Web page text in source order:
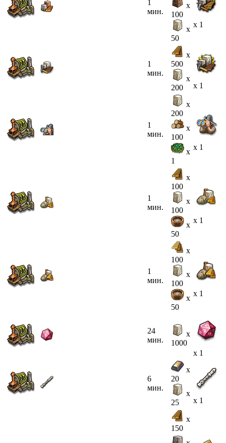
1
мин.
x
100
x
50
x 1
1
мин.
x
500
x
200
x 1
1
мин.
x
200
x
100
x
1
x 1
1
мин.
x
100
x
100
x
50
x 1
1
мин.
x
100
x
100
x
50
x 1
24
мин.
x
1000
x 1
6
мин.
x
20
x
25
x 1
x
150